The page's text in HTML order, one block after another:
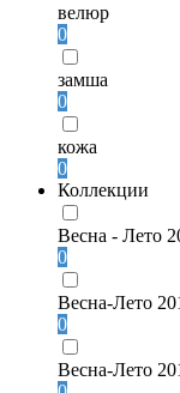
велюр
0
замша
0
кожа
0
Коллекции
Весна - Лето
0
Весна-Лето
0
Весна-Лето